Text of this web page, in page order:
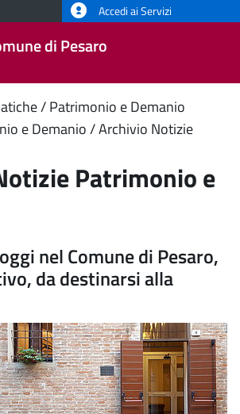
Accedi ai Servizi
di Pesaro
Patrimonio e Demanio
e Demanio Archivio Notizie
Patrimonio e
nel Comune di Pesaro,
da destinarsi alla